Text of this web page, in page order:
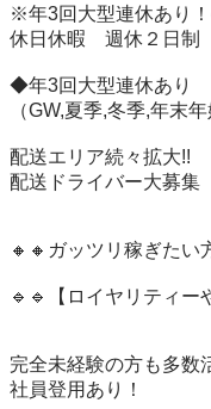
※年3回大型連休あり
休日休暇　週休２日制
◆年3回大型連休あり
（GW,夏季,冬季,年末
配送エリア続々拡大!!
配送ドライバー大募集
🔸🔸ガッツリ稼ぎたい
🔹🔹【ロイヤリティー
完全未経験の方も多数
社員登用あり！